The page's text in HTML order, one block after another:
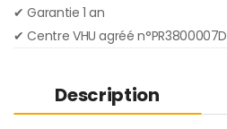
✔︎ Garantie 1 an
✔︎ Centre VHU agréé n°PR3800007D
Description